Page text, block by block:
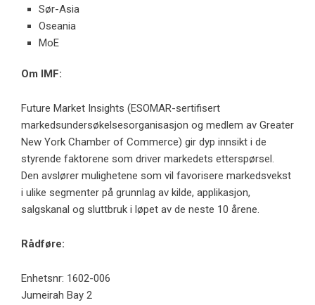
Sør-Asia
Oseania
MoE
Om IMF:
Future Market Insights (ESOMAR-sertifisert
markedsundersøkelsesorganisasjon og medlem av Greater
New York Chamber of Commerce) gir dyp innsikt i de
styrende faktorene som driver markedets etterspørsel.
Den avslører mulighetene som vil favorisere markedsvekst
i ulike segmenter på grunnlag av kilde, applikasjon,
salgskanal og sluttbruk i løpet av de neste 10 årene.
Rådføre:
Enhetsnr: 1602-006
Jumeirah Bay 2